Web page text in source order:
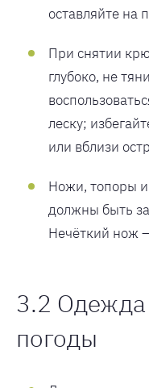
оставляйте на
При снятии
глубоко, не
леску;
или вблизи
Ножи, топоры
должны быть
Нечёткий нож
3.2
погоды